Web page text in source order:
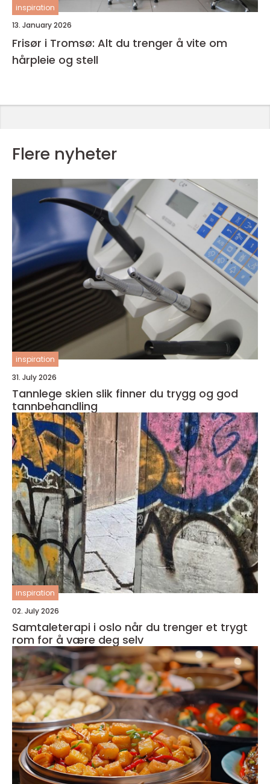
inspiration
13. January 2026
Frisør i Tromsø: Alt du trenger å vite om
hårpleie og stell
Flere nyheter
inspiration
31. July 2026
Tannlege skien slik finner du trygg og god
tannbehandling
inspiration
02. July 2026
Samtaleterapi i oslo når du trenger et trygt
rom for å være deg selv